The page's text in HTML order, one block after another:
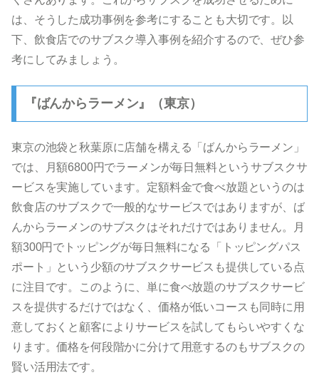
は、そうした成功事例を参考にすることも大切です。以
下、飲食店でのサブスク導入事例を紹介するので、ぜひ参
考にしてみましょう。
『ばんからラーメン』（東京）
東京の池袋と秋葉原に店舗を構える「ばんからラーメン」
では、月額6800円でラーメンが毎日無料というサブスクサ
ービスを実施しています。定額料金で食べ放題というのは
飲食店のサブスクで一般的なサービスではありますが、ば
んからラーメンのサブスクはそれだけではありません。月
額300円でトッピングが毎日無料になる「トッピングパス
ポート」という少額のサブスクサービスも提供している点
に注目です。このように、単に食べ放題のサブスクサービ
スを提供するだけではなく、価格が低いコースも同時に用
意しておくと顧客によりサービスを試してもらいやすくな
ります。価格を何段階かに分けて用意するのもサブスクの
賢い活用法です。